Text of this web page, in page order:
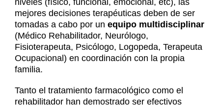
mejores decisiones terapéuticas deben de ser
tomadas a cabo por un equipo multidisciplinar
(Médico Rehabilitador, Neurólogo,
Fisioterapeuta, Psicólogo, Logopeda, Terapeuta
Ocupacional) en coordinación con la propia
familia.
Tanto el tratamiento farmacológico como el
rehabilitador han demostrado ser efectivos